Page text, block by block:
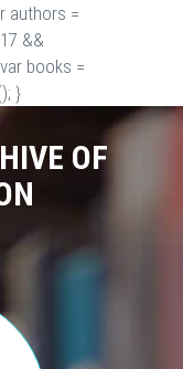
authors =
&&
books =
}
OF